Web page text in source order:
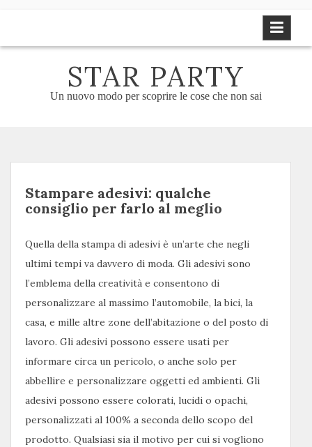
STAR PARTY
Un nuovo modo per scoprire le cose che non sai
Stampare adesivi: qualche
consiglio per farlo al meglio
Quella della stampa di adesivi è un’arte che negli
ultimi tempi va davvero di moda. Gli adesivi sono
l’emblema della creatività e consentono di
personalizzare al massimo l’automobile, la bici, la
casa, e mille altre zone dell’abitazione o del posto di
lavoro. Gli adesivi possono essere usati per
informare circa un pericolo, o anche solo per
abbellire e personalizzare oggetti ed ambienti. Gli
adesivi possono essere colorati, lucidi o opachi,
personalizzati al 100% a seconda dello scopo del
prodotto. Qualsiasi sia il motivo per cui si vogliono